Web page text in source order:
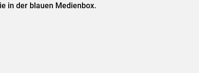
in der blauen Medienbox.